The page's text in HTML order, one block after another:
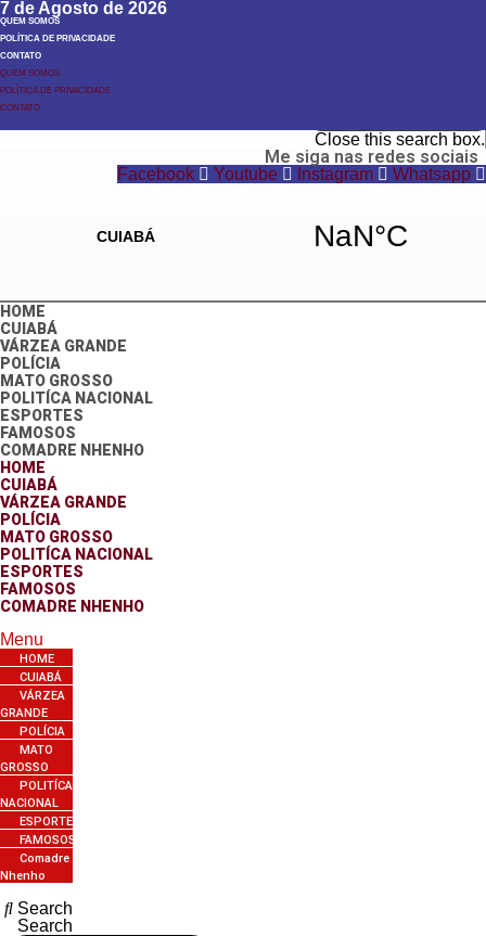
7 de Agosto de 2026
QUEM SOMOS
POLÍTICA DE PRIVACIDADE
CONTATO
QUEM SOMOS
POLÍTICA DE PRIVACIDADE
CONTATO
Close this search box.
Me siga nas redes sociais
Facebook Youtube Instagram Whatsapp
HOME
CUIABÁ
VÁRZEA GRANDE
POLÍCIA
MATO GROSSO
POLITÍCA NACIONAL
ESPORTES
FAMOSOS
COMADRE NHENHO
HOME
CUIABÁ
VÁRZEA GRANDE
POLÍCIA
MATO GROSSO
POLITÍCA NACIONAL
ESPORTES
FAMOSOS
COMADRE NHENHO
Menu
HOME
CUIABÁ
VÁRZEA
GRANDE
POLÍCIA
MATO
GROSSO
POLITÍCA
NACIONAL
ESPORTES
FAMOSOS
Comadre
Nhenho
Search
Search